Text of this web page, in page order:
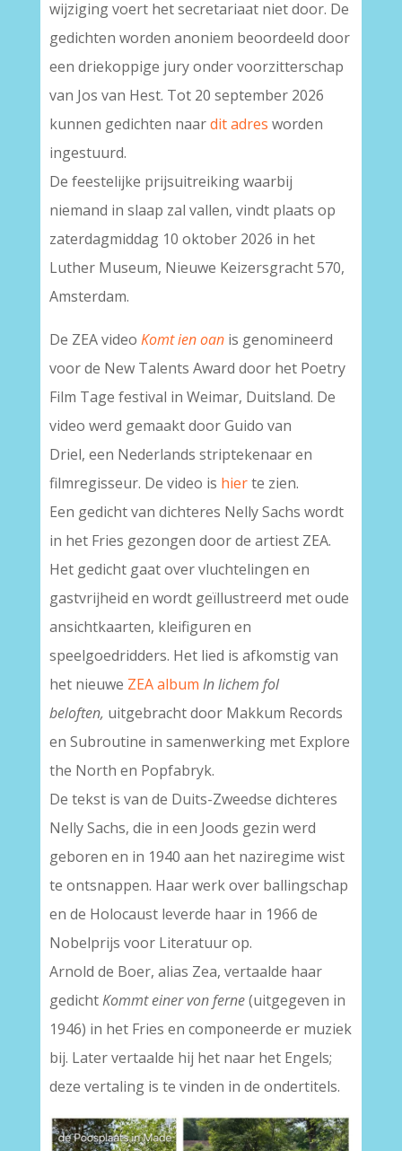
wijziging voert het secretariaat niet door. De
gedichten worden anoniem beoordeeld door
een driekoppige jury onder voorzitterschap
van Jos van Hest. Tot 20 september 2026
kunnen gedichten naardit adres worden
ingestuurd.
De feestelijke prijsuitreiking waarbij
niemand in slaap zal vallen, vindt plaats op
zaterdagmiddag 10 oktober 2026 in het
Luther Museum, Nieuwe Keizersgracht 570,
Amsterdam.
De ZEA video Komt ien oanis genomineerd
voor de New Talents Award door het Poetry
Film Tage festival in Weimar, Duitsland. De
video werd gemaakt door Guido van
Driel, een Nederlands striptekenaar en
filmregisseur. De video is hierte zien.
Een gedicht van dichteres Nelly Sachs wordt
in het Fries gezongen door de artiest ZEA.
Het gedicht gaat over vluchtelingen en
gastvrijheid en wordt geïllustreerd met oude
ansichtkaarten, kleifiguren en
speelgoedridders. Het lied is afkomstig van
het nieuwe ZEA album In lichem fol
beloften, uitgebracht door Makkum Records
en Subroutine in samenwerking met Explore
the North en Popfabryk.
De tekst is van de Duits-Zweedse dichteres
Nelly Sachs, die in een Joods gezin werd
geboren en in 1940 aan het naziregime wist
te ontsnappen. Haar werk over ballingschap
en de Holocaust leverde haar in 1966 de
Nobelprijs voor Literatuur op.
Arnold de Boer, alias Zea, vertaalde haar
gedichtKommt einer von ferne(uitgegeven in
1946) in het Fries en componeerde er muziek
bij. Later vertaalde hij het naar het Engels;
deze vertaling is te vinden in de ondertitels.